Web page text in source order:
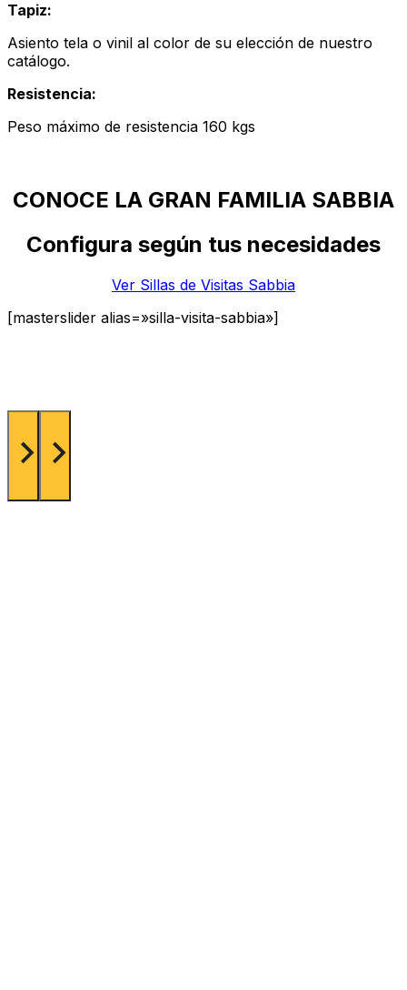
Tapiz:
Asiento tela o vinil al color de su elección de nuestro
catálogo.
Resistencia:
Peso máximo de resistencia 160 kgs
CONOCE LA GRAN FAMILIA SABBIA
Configura según tus necesidades
Ver Sillas de Visitas Sabbia
[masterslider alias=»silla-visita-sabbia»]